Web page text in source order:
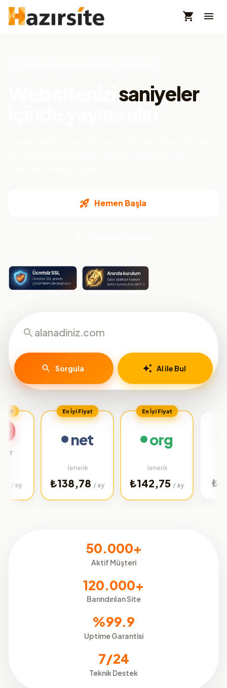
saniyeler
içinde yayına alın
Hemen Başla
Sorgula AI ile Bul
En İyi Fiyat
net
₺138,78 / ay
En İyi Fiyat
org
₺142,75 / ay ₺32,02
50.000+
Aktif Müşteri
120.000+
Barındırılan Site
%99.9
Uptime Garantisi
7/24
Teknik Destek